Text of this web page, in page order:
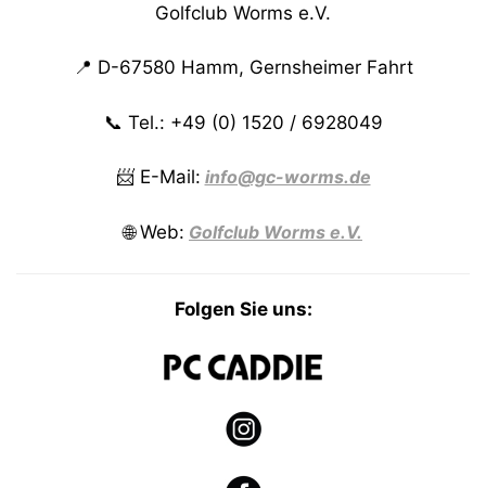
Golfclub Worms e.V.
📍 D-67580 Hamm, Gernsheimer Fahrt
📞 Tel.: +49 (0) 1520 / 6928049
📨 E-Mail: info@gc-worms.de
🌐 Web: Golfclub Worms e.V.
Folgen Sie uns: